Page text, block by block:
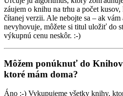
záujem o knihu na trhu a počet
čítanej verzii. Ale nebojte sa – ak
nevyhovuje, môžete si titul uložiť do
výkupnú cenu neskôr. :-)
Môžem ponúknuť do
ktoré mám doma?
Áno :-) Vykupujeme všetky knihy,